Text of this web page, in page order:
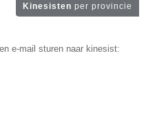
Kinesisten per provincie
e-mail sturen naar kinesist: